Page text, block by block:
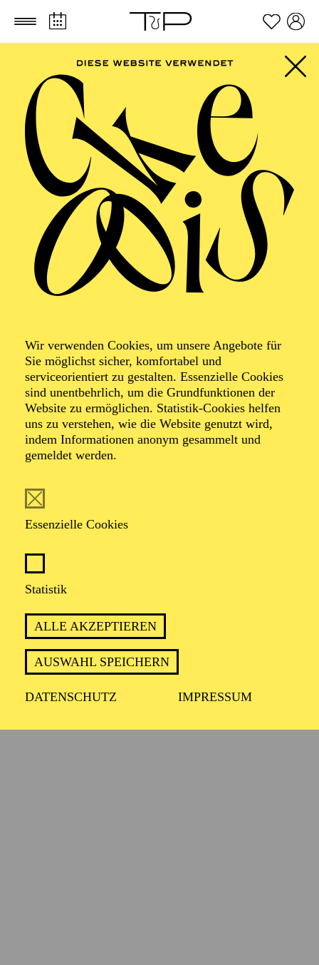
Zum Hauptinhalt springen Zum Footer springen
Wir verwenden Cookies, um unsere Angebote für
Sie möglichst sicher, komfortabel und
serviceorientiert zu gestalten. Essenzielle Cookies
sind unentbehrlich, um die Grundfunktionen der
Website zu ermöglichen. Statistik-Cookies helfen
uns zu verstehen, wie die Website genutzt wird,
indem Informationen anonym gesammelt und
gemeldet werden.
Essenzielle Cookies
Statistik
ALLE AKZEPTIEREN
AUSWAHL SPEICHERN
DATENSCHUTZ IMPRESSUM
PHILHARMONIE ESSEN